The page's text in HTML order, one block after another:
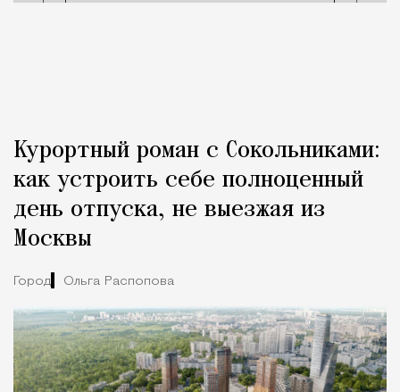
Курортный роман с Сокольниками:
как устроить себе полноценный
день отпуска, не выезжая из
Москвы
Город Ольга Распопова